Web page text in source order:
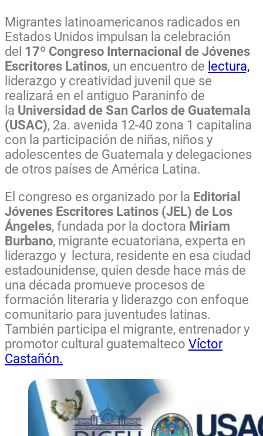
Migrantes latinoamericanos radicados en
Estados Unidos impulsan la celebración
del 17º Congreso Internacional de Jóvenes
Escritores Latinos, un encuentro de lectura,
liderazgo y creatividad juvenil que se
realizará en el antiguo Paraninfo de
la Universidad de San Carlos de Guatemala
(USAC), 2a. avenida 12-40 zona 1 capitalina
con la participación de niñas, niños y
adolescentes de Guatemala y delegaciones
de otros países de América Latina.
El congreso es organizado por la Editorial
Jóvenes Escritores Latinos (JEL) de Los
Ángeles, fundada por la doctora Miriam
Burbano, migrante ecuatoriana, experta en
liderazgo y lectura, residente en esa ciudad
estadounidense, quien desde hace más de
una década promueve procesos de
formación literaria y liderazgo con enfoque
comunitario para juventudes latinas.
También participa el migrante, entrenador y
promotor cultural guatemalteco Víctor
Castañón.